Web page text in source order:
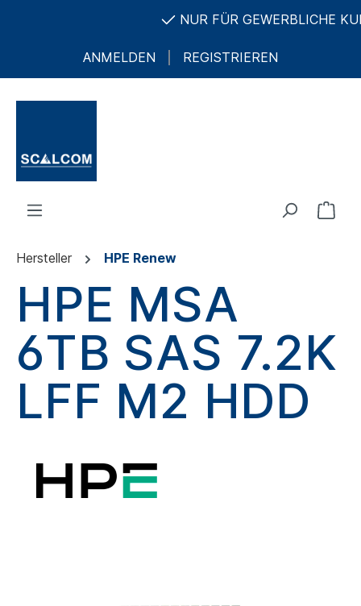
NUR FÜR GEWERBLICHE
ANMELDEN REGISTRIEREN
Hersteller HPE Renew
HPE MSA
6TB SAS 7.2K
LFF M2 HDD